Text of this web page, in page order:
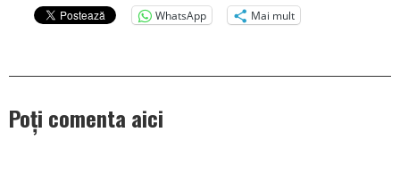
WhatsApp
Mai mult
Poți comenta aici